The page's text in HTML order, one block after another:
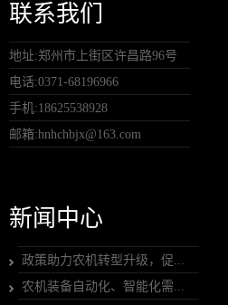
联系我们
地址:郑州市上街区许昌路96号
电话:0371-68196966
手机:18625538928
邮箱:hnhchbjx@163.com
新闻中心
政策助力农机转型升级，促...
农机装备自动化、智能化需...